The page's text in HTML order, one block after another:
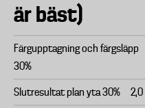
är bäst)
Färgupptagning och färgsläpp
30%
Slutresultat plan yta 30% 2,0